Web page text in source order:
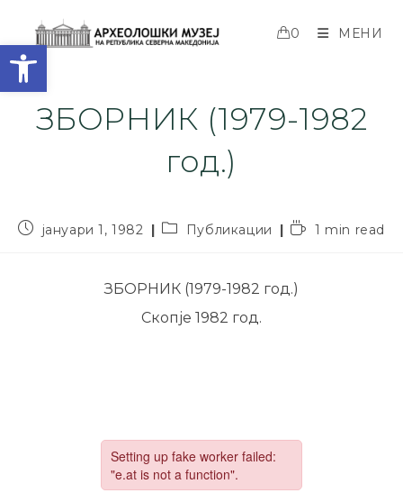
Open toolbar
0 МЕНИ
ЗБОРНИК (1979-1982
год.)
јануари 1, 1982 Публикации 1 min read
ЗБОРНИК (1979-1982 год.)
Скопје 1982 год.